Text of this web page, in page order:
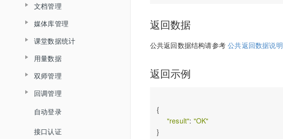
删除账号背景图片
查询聊天信息
文档管理
文档上传
删除文档
查询账户文档列表
媒体库管理
上传视频
关联视频
取消关联视频
课堂数据统计
查询最高在线人数
查询累计在线人数
查询直播时长信息
用量数据
查询用量信息
双师管理
创建直播间
更新直播间
查询直播间信息
回调管理
开始结束直播
登录退出
自动登录
接口认证
返回数据
公共返回数据结构请参考公共返回数据说明
返回示例
{
"result": "OK"